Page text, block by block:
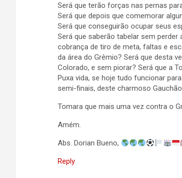
Será que terão forças nas pernas
Será que depois que comemorar
Será que conseguirão ocupar seus
Será que saberão tabelar sem
cobrança de tiro de meta, faltas e
da área do Grêmio? Será que desta
Colorado, e sem piorar? Será que a
Puxa vida, se hoje tudo funcionar
semi-finais, deste charmoso
Tomara que mais uma vez contra o
Amém.
Abs. Dorian Bueno,
Reply